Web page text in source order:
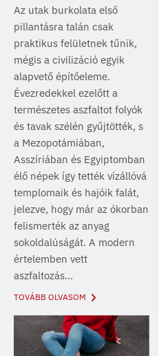
Az utak burkolata első
pillantásra talán csak
praktikus felületnek tűnik,
mégis a civilizáció egyik
alapvető építőeleme.
Évezredekkel ezelőtt a
természetes aszfaltot folyók
és tavak szélén gyűjtötték, s
a Mezopotámiában,
Asszíriában és Egyiptomban
élő népek így tették vízállóvá
templomaik és hajóik falát,
jelezve, hogy már az ókorban
felismerték az anyag
sokoldalúságát. A modern
értelemben vett
aszfaltozás...
TOVÁBB OLVASOM